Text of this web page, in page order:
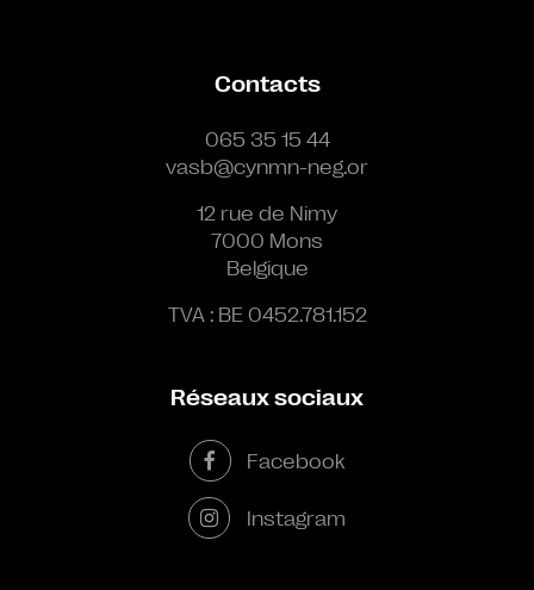
Contacts
065 35 15 44
vasb@cynmn-neg.or
12 rue de Nimy
7000 Mons
Belgique
TVA : BE 0452.781.152
Réseaux sociaux
Facebook
Instagram